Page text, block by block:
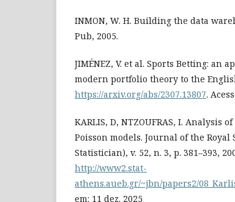
INMON, W. H. Building the data
Pub, 2005.
JIMÉNEZ, V. et al. Sports Betting:
modern portfolio theory to the
https://arxiv.org/abs/2307.13807.
KARLIS, D, NTZOUFRAS, I. Analysis
Poisson models. Journal of the Royal
Statistician), v. 52, n. 3, p. 381–393,
http://www2.stat-
athens.aueb.gr/~jbn/papers2/
em: 11 dez. 2025